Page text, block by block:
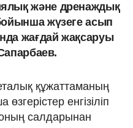
және дренаждық
жүзеге асып
жағдай жақсаруы
құжаттаманың
енгізіліп
салдарынан